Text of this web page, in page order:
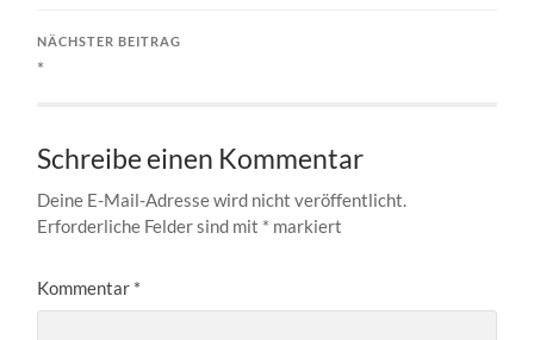
NÄCHSTER BEITRAG
*
Schreibe einen Kommentar
Deine E-Mail-Adresse wird nicht veröffentlicht.
Erforderliche Felder sind mit * markiert
Kommentar *